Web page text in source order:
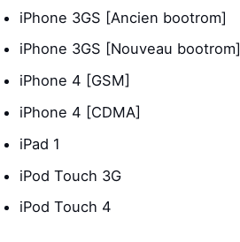
iPhone 3GS [Ancien bootrom]
iPhone 3GS [Nouveau bootrom]
iPhone 4 [GSM]
iPhone 4 [CDMA]
iPad 1
iPod Touch 3G
iPod Touch 4